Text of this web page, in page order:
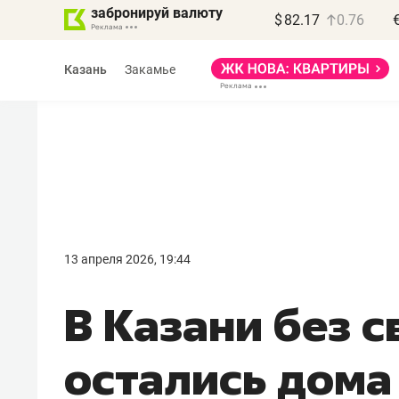
забронируй валюту $ 82.17 0.76
Казань Закамье
13 апреля 2026, 19:44
В Казани без
остались
правил, бизнес может
потерять минимум